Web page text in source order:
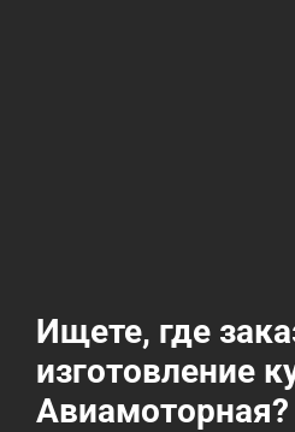
Ищете, где
изготовление
Авиамоторная?